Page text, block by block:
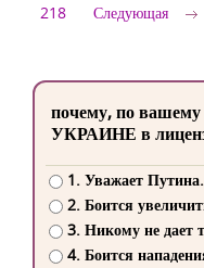
218
Следующая
почему, по
УКРАИНЕ в
1. Уважает Путина.
2. Боится
3. Никому не дает
4. Боится